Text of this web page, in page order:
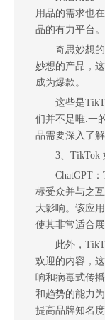
用品的需求也
品的有力平台。
奇思妙想
妙想的产品，
成为爆款。
这些是
们并不是唯.一
品需要深入了
3、TikTok
ChatGPT
标受众并与之
大影响。该应
使其非常适合
此外，
欢迎的内容，
响和病毒式传
和趋势的能力
提高品牌知名